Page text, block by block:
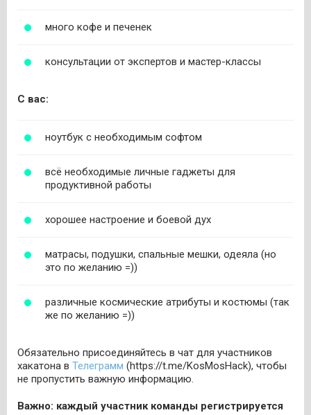
много кофе и печенек
консультации от экспертов и мастер-классы
С вас:
ноутбук с необходимым софтом
всё необходимые личные гаджеты для
продуктивной работы
хорошее настроение и боевой дух
матрасы, подушки, спальные мешки, одеяла (но
это по желанию =))
различные космические атрибуты и костюмы (так
же по желанию =))
Обязательно присоединяйтесь в чат для участников
хакатона в Телеграмм (https://t.me/KosMosHack), чтобы
не пропустить важную информацию.
Важно: каждый участник команды регистрируется